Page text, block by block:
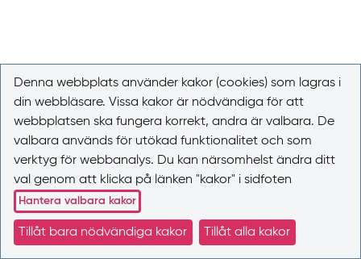
Denna webbplats använder kakor (cookies) som lagras i
din webbläsare. Vissa kakor är nödvändiga för att
webbplatsen ska fungera korrekt, andra är valbara. De
valbara används för utökad funktionalitet och som
verktyg för webbanalys. Du kan närsomhelst ändra ditt
val genom att klicka på länken "kakor" i sidfoten
Hantera valbara kakor
Tillåt bara nödvändiga kakor Tillåt alla kakor